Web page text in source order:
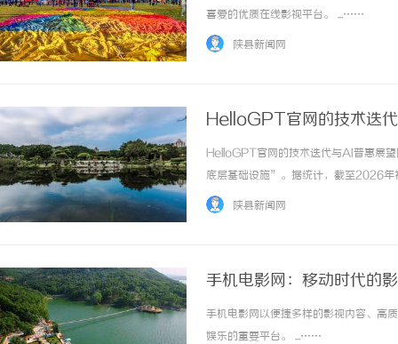
喜爱的优质在线影视平台。 ...……
陕县新闻网
HelloGPT官网的技术迭
HelloGPT官网的技术迭代与AI普惠展
底层基础设施”。据统计，截至2026
陕县新闻网
手机电影网：移动时代的
手机电影网以便捷多样的影视内容、高
娱乐的重要平台。 ...……